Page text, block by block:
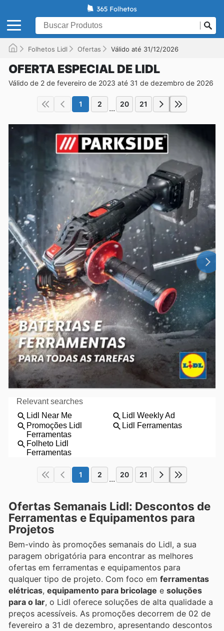
Folhetos Lidl Ofertas Válido até 31/12/2026
OFERTA ESPECIAL DE LIDL
Válido de 2 de fevereiro de 2023 até 31 de dezembro de 2026
1 2 ... 20 21
1 2 ... 20 21
Ofertas Semanais Lidl: Descontos de
Ferramentas e Equipamentos para
Projetos
Bem-vindo às promoções semanais do Lidl, a sua
paragem obrigatória para encontrar as melhores
ofertas em ferramentas e equipamentos para
qualquer tipo de projeto. Com foco em ferramentas
elétricas, equipamento para bricolage e soluções
para o lar, o Lidl oferece soluções de alta qualidade a
preços acessíveis. As promoções decorrem de 02 de
fevereiro a 31 de dezembro, apresentando descontos